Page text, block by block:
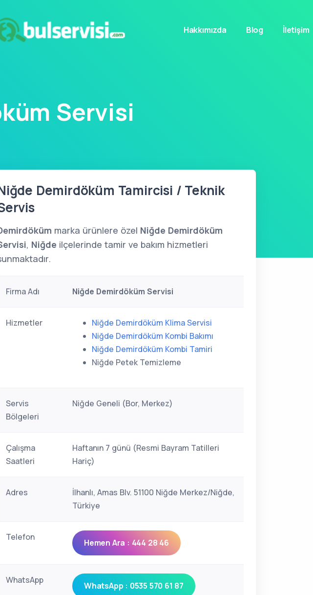
Hakkımızda Blog İletişim
Servisi
Demirdöküm Tamircisi / Teknik
marka ürünlere özel Niğde Demirdöküm
, Niğde ilçelerinde tamir ve bakım hizmetleri
Firma Adı Niğde Demirdöküm Servisi
Hizmetler
Niğde Demirdöküm Klima Servisi
Niğde Demirdöküm Kombi Bakımı
Niğde Demirdöküm Kombi Tamiri
Niğde Petek Temizleme
Servis
Bölgeleri
Niğde Geneli (Bor, Merkez)
Çalışma
Saatleri
Haftanın 7 günü (Resmi Bayram Tatilleri
Hariç)
Adres
İlhanlı, Amas Blv. 51100 Niğde Merkez/Niğde,
Türkiye
Telefon
Hemen Ara : 444 28 46
WhatsApp
WhatsApp : 0535 570 61 87